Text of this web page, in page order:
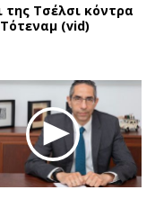
της Τσέλσι κόντρα
(vid)